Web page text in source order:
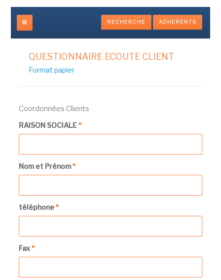
RECHERCHE ADHÉRENTS
QUESTIONNAIRE ECOUTE CLIENT
Format papier
Coordonnées Clients
RAISON SOCIALE*
Nom et Prénom*
téléphone*
Fax*